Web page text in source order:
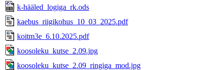
k-hääled_logiga_rk.ods
kaebus_riigikohus_10_03_2025.pdf
koitm3e_6.10.2025.pdf
koosoleku_kutse_2.09.jpg
koosoleku_kutse_2.09_ringiga_mod.jpg